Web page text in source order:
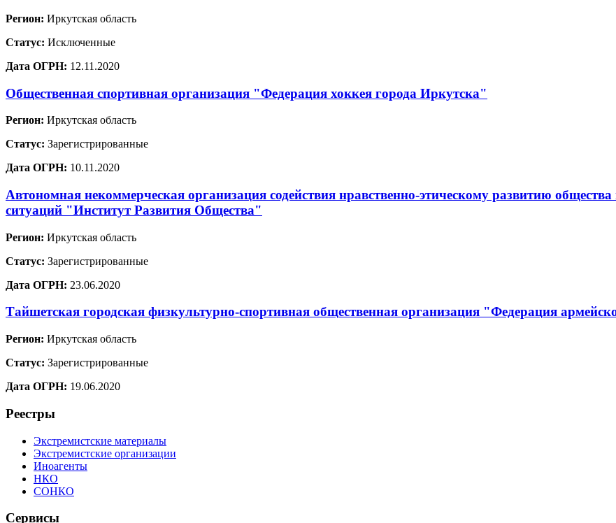
Регион: Иркутская область
Статус: Исключенные
Дата ОГРН: 12.11.2020
Общественная спортивная организация "Федерация хоккея города Иркутска"
Регион: Иркутская область
Статус: Зарегистрированные
Дата ОГРН: 10.11.2020
Автономная некоммерческая организация содействия нравственно-этическому развитию
ситуаций "Институт Развития Общества"
Регион: Иркутская область
Статус: Зарегистрированные
Дата ОГРН: 23.06.2020
Тайшетская городская физкультурно-спортивная общественная организация "Федерация
Регион: Иркутская область
Статус: Зарегистрированные
Дата ОГРН: 19.06.2020
Реестры
Экстремистские материалы
Экстремистские организации
Иноагенты
НКО
СОНКО
Сервисы